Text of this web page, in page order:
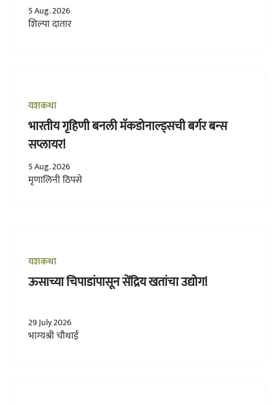
5 Aug. 2026
शिल्पा दातार
यशकथा
भारतीय गृहिणी बनली मॅकडोनाल्ड्सची बर्गर बन्स
सप्लायर!
5 Aug. 2026
मृणालिनी ठिपसे
यशकथा
ऊसाच्या चिपाडांपासून सेंद्रिय खतांचा उद्योग!
29 July 2026
भाग्यश्री चौथाई